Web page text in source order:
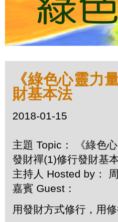
《綠色心靈力
財基本法
2018-01-15
主題 Topic： 《綠色
發財禪(1)修行發財基
主持人 Hosted by：
嘉賓 Guest：
用發財方式修行，用